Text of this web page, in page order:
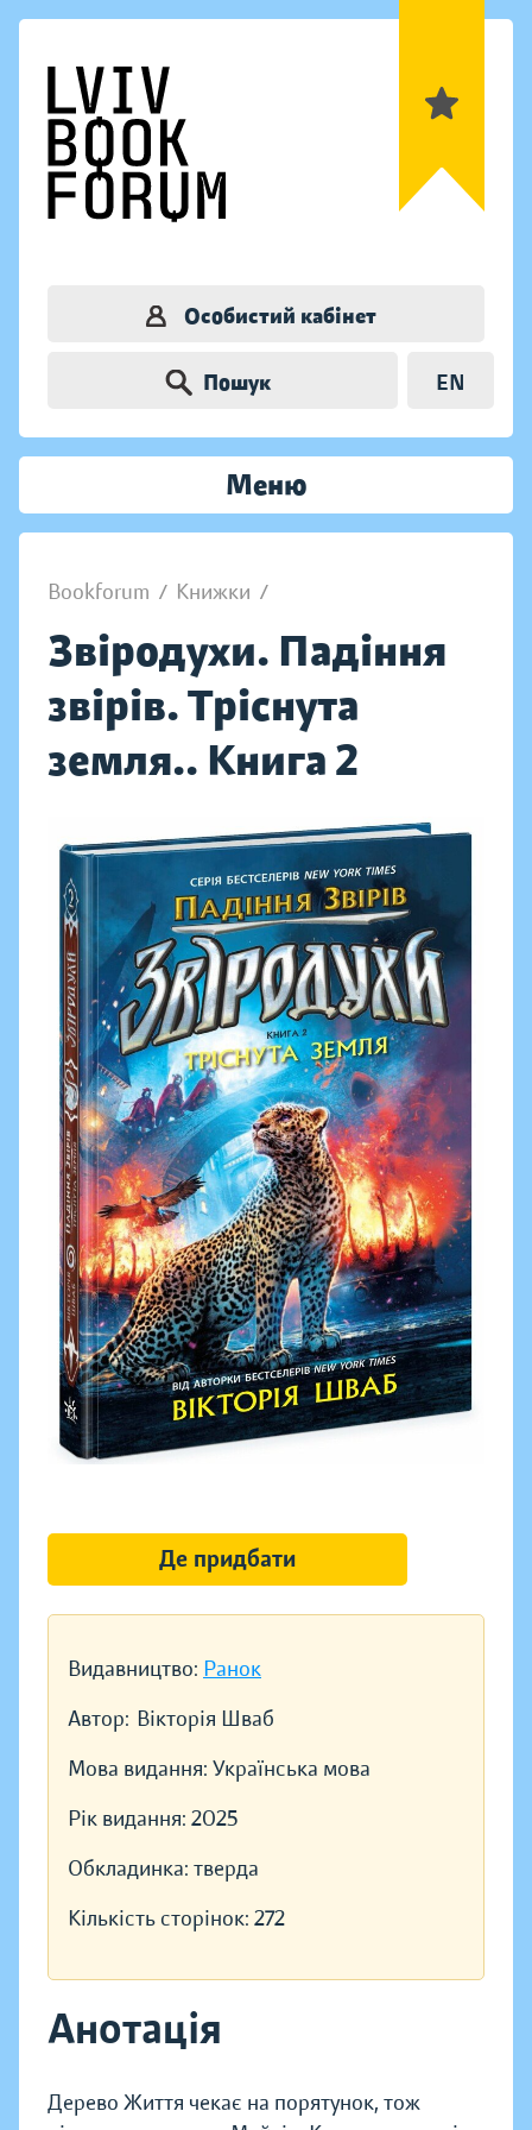
Особистий кабінет
Пошук EN
Меню
Bookforum / Книжки /
Звіродухи. Падіння
звірів. Тріснута
земля.. Книга 2
Видавництво: Ранок
Автор: Вікторія Шваб
Мова видання: Українська мова
Рік видання: 2025
Обкладинка: тверда
Кількість сторінок: 272
Анотація
Дерево Життя чекає на порятунок, тож
Де придбати